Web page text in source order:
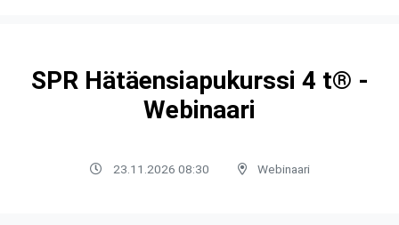
SPR Hätäensiapukurssi 4 t® -
Webinaari
23.11.2026 08:30 Webinaari